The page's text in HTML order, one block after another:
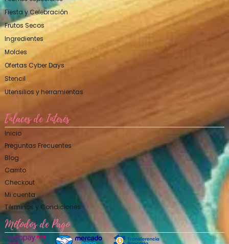
Fiesta y Celebración
Frutos Secos
Ingredientes
Moldes
Ofertas Cyber Days
Stencil
Utensilios y herramientas
Enlaces de Interés
Inicio
Preguntas Frecuentes
Blog
Carrito
Checkout
Mi cuenta
Términos y Condiciones
Métodos de Pago